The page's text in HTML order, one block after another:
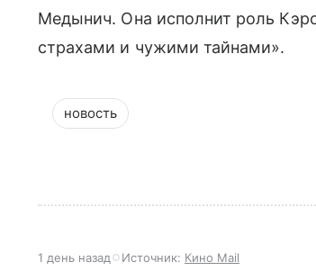
Медынич. Она исполнит роль
страхами и чужими тайнами».
новость
1 день назад Источник: Кино Mail